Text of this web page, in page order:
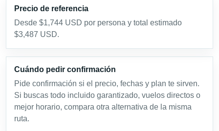
Precio de referencia
Desde $1,744 USD por persona y total estimado
$3,487 USD.
Cuándo pedir confirmación
Pide confirmación si el precio, fechas y plan te sirven.
Si buscas todo incluido garantizado, vuelos directos o
mejor horario, compara otra alternativa de la misma
ruta.